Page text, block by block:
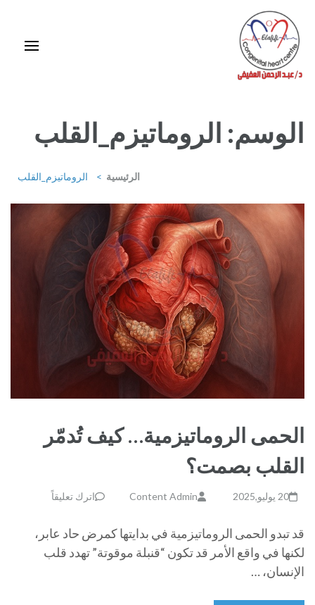
المحتوى
(اضغط
Enter)
الوسم: الروماتيزم_القلب
الرئيسية > الروماتيزم_القلب
الحمى الروماتيزمية… كيف تُدمّر
القلب بصمت؟
20 يوليو,2025 Content Admin اترك تعليقاً
قد تبدو الحمى الروماتيزمية في بدايتها كمرض حاد عابر،
لكنها في واقع الأمر قد تكون “قنبلة موقوتة” تهدد قلب
الإنسان، …